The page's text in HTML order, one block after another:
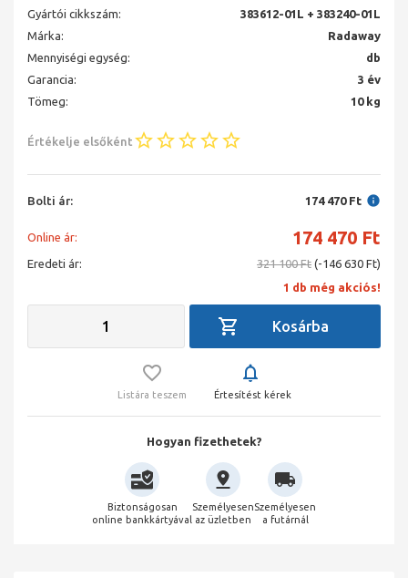
Gyártói cikkszám:
383612-01L + 383240-01L
Márka:
Radaway
Mennyiségi egység:
db
Garancia:
3 év
Tömeg:
10 kg
Értékelje elsőként
Bolti ár: 174 470 Ft
Online ár: 174 470 Ft
Eredeti ár: 321 100 Ft (-146 630 Ft)
1 db még akciós!
Listára teszem Értesítést kérek
Hogyan fizethetek?
Biztonságosan
online bankkártyával
Személyesen
az üzletben
Személyesen
a futárnál